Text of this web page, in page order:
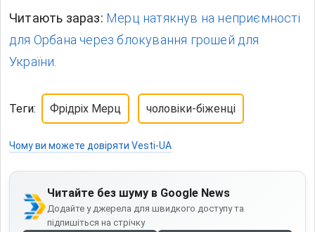
Читають зараз: Мерц натякнув на неприємності
для Орбана через блокування грошей для
України.
Теги: Фрідріх Мерц чоловіки-біженці
Чому ви можете довіряти Vesti-UA
Читайте без шуму в Google News
Додайте у джерела для швидкого доступу та
підпишіться на стрічку